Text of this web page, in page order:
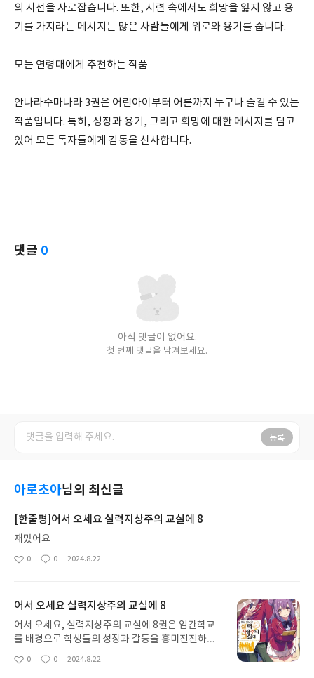
의 시선을 사로잡습니다. 또한, 시련 속에서도 희망을 잃지 않고 용
기를 가지라는 메시지는 많은 사람들에게 위로와 용기를 줍니다.
모든 연령대에게 추천하는 작품
안나라수마나라 3권은 어린아이부터 어른까지 누구나 즐길 수 있는
작품입니다. 특히, 성장과 용기, 그리고 희망에 대한 메시지를 담고
있어 모든 독자들에게 감동을 선사합니다.
댓글 0
아직 댓글이 없어요.
첫 번째 댓글을 남겨보세요.
등록
아로초아님의 최신글
[한줄평]어서 오세요 실력지상주의 교실에 8
재밌어요
좋
0
댓
0
작
2024.8.22
어서 오세요 실력지상주의 교실에 8
어서 오세요, 실력지상주의 교실에 8권은 임간학교
를 배경으로 학생들의 성장과 갈등을 흥미진진하게
그려낸 작품입니다. 특히 아야노코지의 계획과 다른
좋
0
댓
0
작
2024.8.22